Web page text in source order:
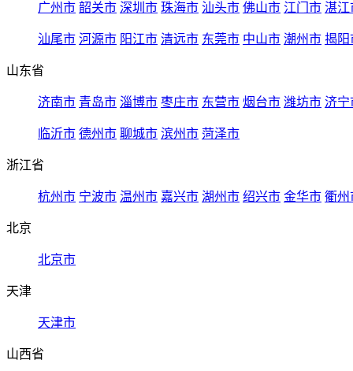
广州市 韶关市 深圳市 珠海市 汕头市 佛山市 江门市 湛江
汕尾市 河源市 阳江市 清远市 东莞市 中山市 潮州市 揭阳
山东省
济南市 青岛市 淄博市 枣庄市 东营市 烟台市 潍坊市 济宁
临沂市 德州市 聊城市 滨州市 菏泽市
浙江省
杭州市 宁波市 温州市 嘉兴市 湖州市 绍兴市 金华市 衢州
北京
北京市
天津
天津市
山西省